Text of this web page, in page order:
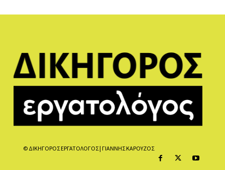
© ΔΙΚΗΓΟΡΟΣ ΕΡΓΑΤΟΛΟΓΟΣ | ΓΙΑΝΝΗΣ ΚΑΡΟΥΖΟΣ